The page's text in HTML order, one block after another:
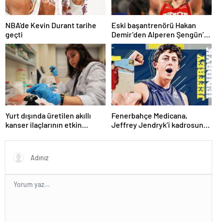
NBA'de Kevin Durant tarihe
geçti
Eski başantrenörü Hakan
Demir’den Alperen Şengün’e
övgü
Yurt dışında üretilen akıllı
kanser ilaçlarının etkin
geliştirildi | Sağlık Haberleri
Fenerbahçe Medicana,
Jeffrey Jendryk’i kadrosuna